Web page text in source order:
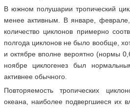
В южном полушарии тропический
менее активным. В январе,
количество циклонов примерно
полгода циклонов не было вообще,
и октябре вполне вероятно (нормы
ноябре циклогенез был
активнее обычного.
Повторяемость тропических
океана, наиболее подвергшиеся их